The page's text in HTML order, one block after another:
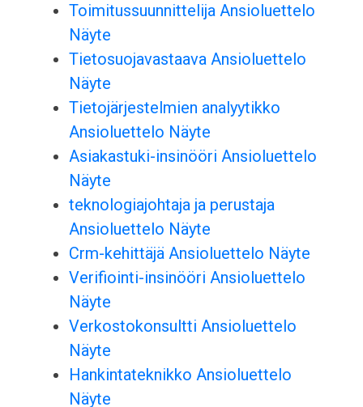
Toimitussuunnittelija Ansioluettelo
Näyte
Tietosuojavastaava Ansioluettelo
Näyte
Tietojärjestelmien analyytikko
Ansioluettelo Näyte
Asiakastuki-insinööri Ansioluettelo
Näyte
teknologiajohtaja ja perustaja
Ansioluettelo Näyte
Crm-kehittäjä Ansioluettelo Näyte
Verifiointi-insinööri Ansioluettelo
Näyte
Verkostokonsultti Ansioluettelo
Näyte
Hankintateknikko Ansioluettelo
Näyte